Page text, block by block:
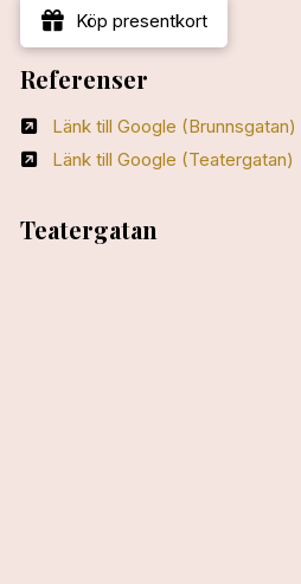
Köp presentkort
Referenser
Länk till Google (Brunnsgatan)
Länk till Google (Teatergatan)
Teatergatan